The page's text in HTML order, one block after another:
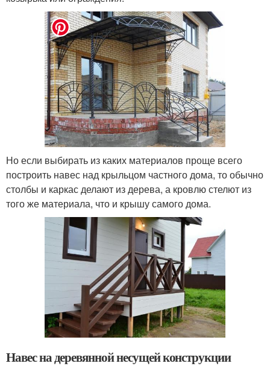
Но если выбирать из каких материалов проще всего
построить навес над крыльцом частного дома, то обычно
столбы и каркас делают из дерева, а кровлю стелют из
того же материала, что и крышу самого дома.
Навес на деревянной несущей конструкции